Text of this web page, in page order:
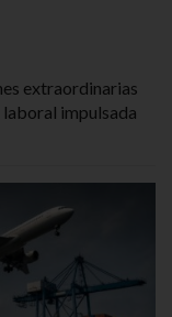
extraordinarias
laboral impulsada